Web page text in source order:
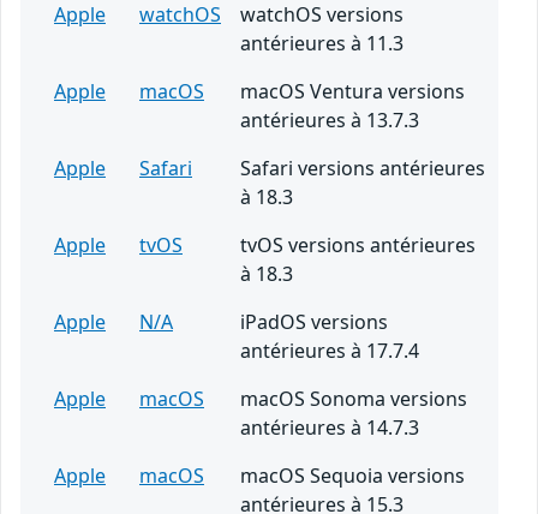
Apple watchOS
watchOS versions
antérieures à 11.3
Apple
macOS
macOS Ventura versions
antérieures à 13.7.3
Apple
Safari
Safari versions antérieures
à 18.3
Apple
tvOS
tvOS versions antérieures
à 18.3
Apple
N/A
iPadOS versions
antérieures à 17.7.4
Apple
macOS
macOS Sonoma versions
antérieures à 14.7.3
Apple
macOS
macOS Sequoia versions
antérieures à 15.3